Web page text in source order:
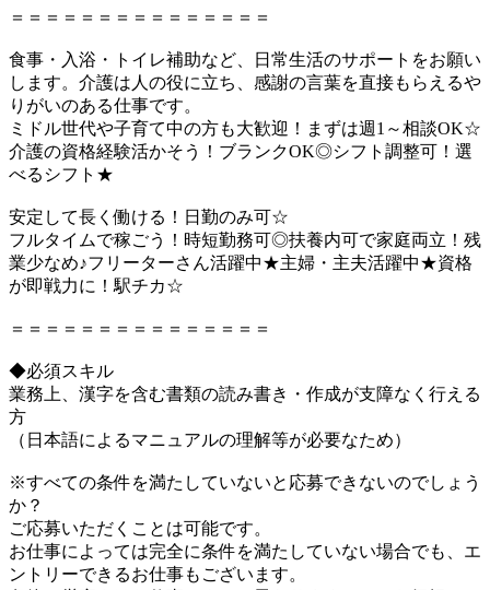
＝＝＝＝＝＝＝＝＝＝＝＝＝＝＝
食事・入浴・トイレ補助など、日常生活のサポートをお願い
します。介護は人の役に立ち、感謝の言葉を直接もらえるや
りがいのある仕事です。
ミドル世代や子育て中の方も大歓迎！まずは週1～相談OK☆
介護の資格経験活かそう！ブランクOK◎シフト調整可！選
べるシフト★
安定して長く働ける！日勤のみ可☆
フルタイムで稼ごう！時短勤務可◎扶養内可で家庭両立！残
業少なめ♪フリーターさん活躍中★主婦・主夫活躍中★資格
が即戦力に！駅チカ☆
＝＝＝＝＝＝＝＝＝＝＝＝＝＝＝
◆必須スキル
業務上、漢字を含む書類の読み書き・作成が支障なく行える
方
（日本語によるマニュアルの理解等が必要なため）
※すべての条件を満たしていないと応募できないのでしょう
か？
ご応募いただくことは可能です。
お仕事によっては完全に条件を満たしていない場合でも、エ
ントリーできるお仕事もございます。